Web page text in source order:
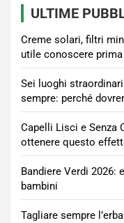
ULTIME
Creme solari, filtri
utile conoscere prima
Sei luoghi
sempre: perché
Capelli Lisci e Senza
ottenere questo
Bandiere Verdi 2026:
bambini
Tagliare sempre